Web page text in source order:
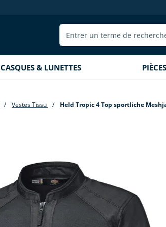
CASQUES & LUNETTES
Vestes Tissu Held Tropic 4 Top sportliche